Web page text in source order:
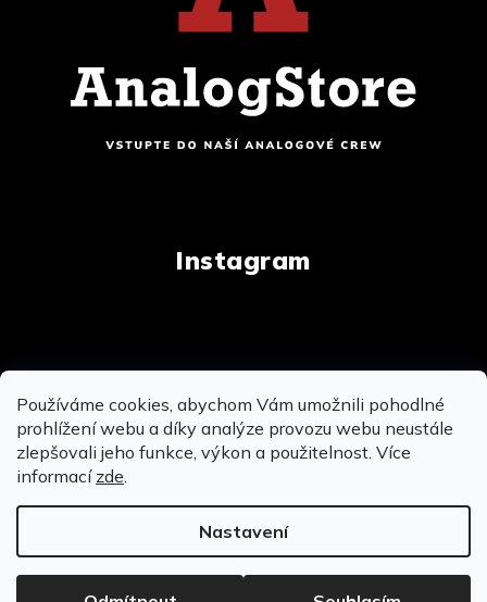
Používáme cookies, abychom Vám umožnili pohodlné
prohlížení webu a díky analýze provozu webu neustále
zlepšovali jeho funkce, výkon a použitelnost. Více
informací zde.
Nastavení
Instagram
Vytvořil Shoptet
vyhrazena.Upravit nastavení cookies